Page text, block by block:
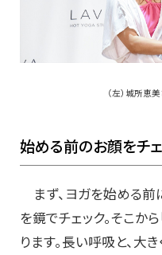
（左）城所恵
始める前のお顔をチェ
まず、ヨガを始める前
を鏡でチェック。そこか
ります。長い呼吸と、大